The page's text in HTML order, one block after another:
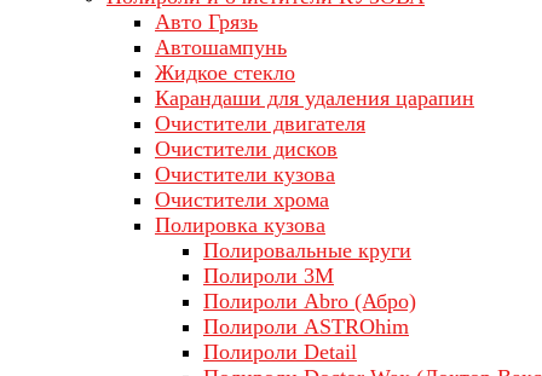
Авто Грязь
Автошампунь
Жидкое стекло
Карандаши для удаления царапин
Очистители двигателя
Очистители дисков
Очистители кузова
Очистители хрома
Полировка кузова
Полировальные круги
Полироли 3М
Полироли Abro (Абро)
Полироли ASTROhim
Полироли Detail